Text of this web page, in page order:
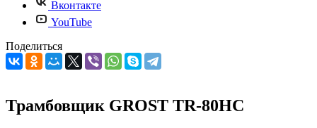
Вконтакте
YouTube
Поделиться
Трамбовщик GROST TR-80HC